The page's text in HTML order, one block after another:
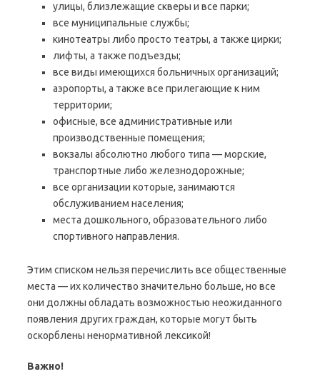
улицы, близлежащие скверы и все парки;
все муниципальные службы;
кинотеатры либо просто театры, а также цирки;
лифты, а также подъезды;
все виды имеющихся больничных организаций;
аэропорты, а также все прилегающие к ним
территории;
офисные, все административные или
производственные помещения;
вокзалы абсолютно любого типа — морские,
транспортные либо железнодорожные;
все организации которые, занимаются
обслуживанием населения;
места дошкольного, образовательного либо
спортивного направления.
Этим списком нельзя перечислить все общественные
места — их количество значительно больше, но все
они должны обладать возможностью неожиданного
появления других граждан, которые могут быть
оскорблены ненормативной лексикой!
Важно!